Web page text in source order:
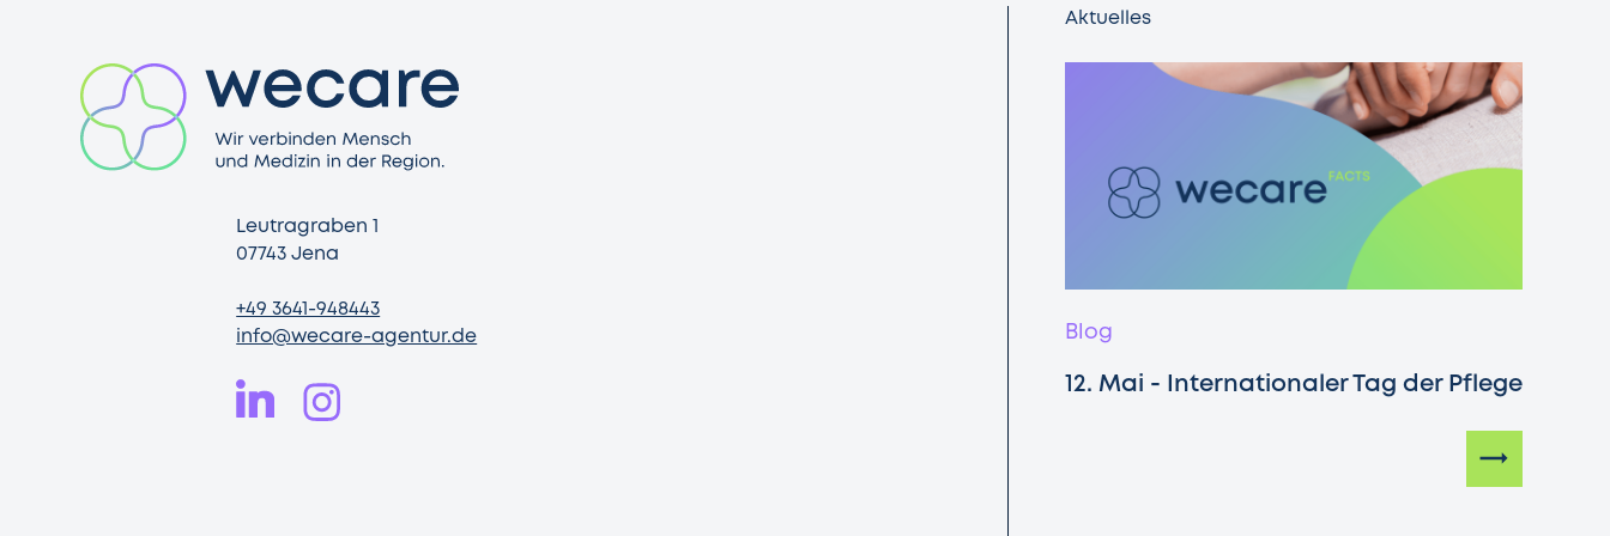
Leutragraben 1
07743 Jena
+49 3641-948443
info@wecare-agentur.de
Aktuelles
Blog
12. Mai - Internationaler Tag der Pflege